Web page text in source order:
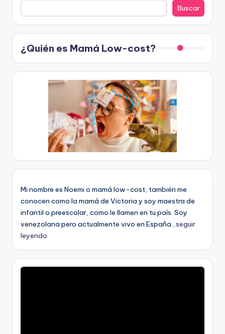
Buscar
¿Quién es Mamá Low-cost?
Mi nombre es Noemi o mamá low-cost, también me
conocen como la mamá de Victoria y soy maestra de
infantil o preescolar, como le llamen en tu país. Soy
venezolana pero actualmente vivo en España...seguir
leyendo